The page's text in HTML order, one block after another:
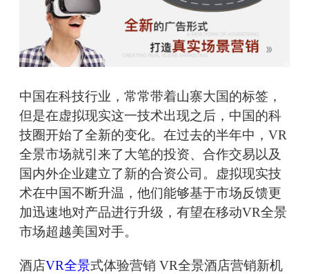
中国在科技行业，常常带着山寨大国的标签，
但是在虚拟现实这一技术出现之后，中国的科
技圈开始了全新的变化。在过去的半年中，VR
全景市场就引来了大笔的投资、合作交易以及
国内外企业建立了新的合资公司。虚拟现实技
术在中国不断升温，他们能够基于市场反馈更
加迅速地对产品进行升级，有望在移动VR全景
市场超越美国对手。
酒店VR全景式体验营销 VR全景酒店营销新机